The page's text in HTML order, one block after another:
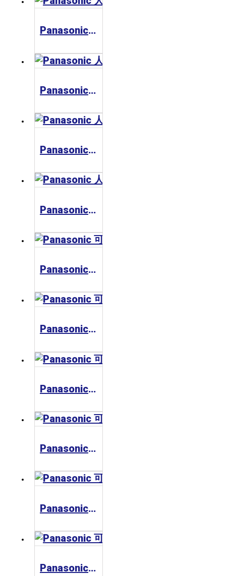
Panasonic 人機介面GT12
Panasonic 人機介面GT703/GT704
Panasonic 人機介面GT32
Panasonic 人機介面GT707
Panasonic 可程式邏輯控制器FPE
Panasonic 可程式邏輯控制器FP2
Panasonic 可程式邏輯控制器 FPG
Panasonic 可程式邏輯控制器FP0R
Panasonic 可程式邏輯控制器FP-X
Panasonic 可程式邏輯控制器FPXH